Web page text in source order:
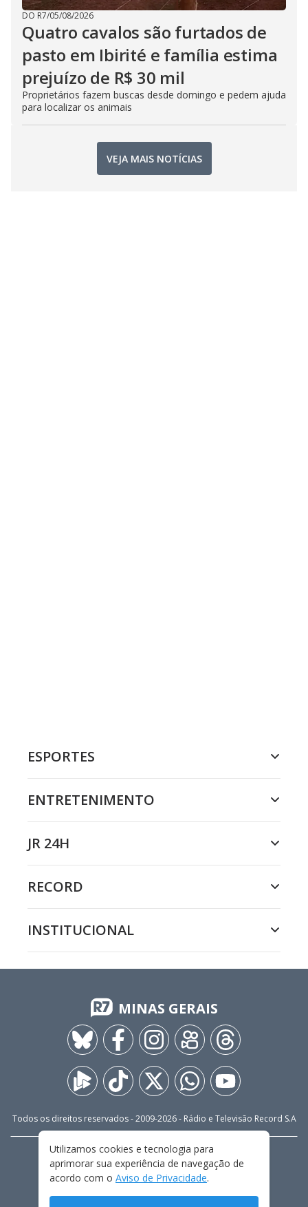
DO R7/05/08/2026
Quatro cavalos são furtados de
pasto em Ibirité e família estima
prejuízo de R$ 30 mil
Proprietários fazem buscas desde domingo e pedem ajuda
para localizar os animais
VEJA MAIS NOTÍCIAS
ESPORTES
ENTRETENIMENTO
JR 24H
RECORD
INSTITUCIONAL
MINAS GERAIS
Todos os direitos reservados - 2009-2026- Rádio e Televisão Record S.A
FALE CONOSCO
PRIVACIDADE
TERMOS E CONDIÇÕES DE USO
Utilizamos cookies e tecnologia para
aprimorar sua experiência de navegação de
acordo com o Aviso de Privacidade.